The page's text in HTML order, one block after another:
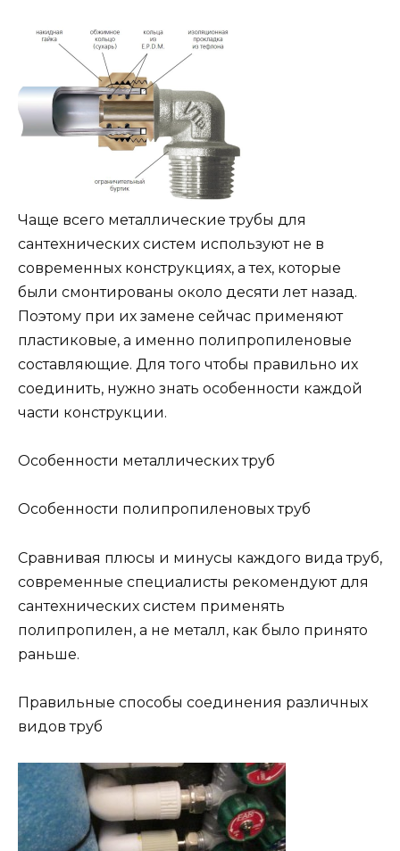
Чаще всего металлические трубы для
сантехнических систем используют не в
современных конструкциях, а тех, которые
были смонтированы около десяти лет назад.
Поэтому при их замене сейчас применяют
пластиковые, а именно полипропиленовые
составляющие. Для того чтобы правильно их
соединить, нужно знать особенности каждой
части конструкции.
Особенности металлических труб
Особенности полипропиленовых труб
Сравнивая плюсы и минусы каждого вида труб,
современные специалисты рекомендуют для
сантехнических систем применять
полипропилен, а не металл, как было принято
раньше.
Правильные способы соединения различных
видов труб